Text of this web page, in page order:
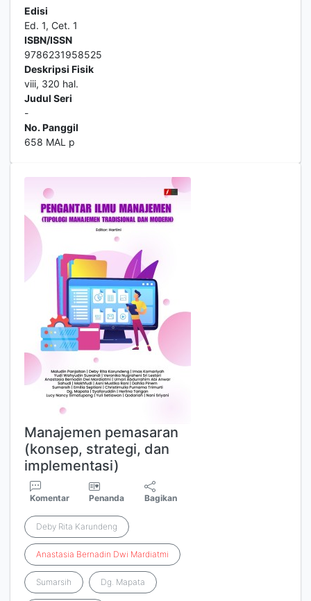
Edisi
Ed. 1, Cet. 1
ISBN/ISSN
9786231958525
Deskripsi Fisik
viii, 320 hal.
Judul Seri
-
No. Panggil
658 MAL p
Manajemen pemasaran
(konsep, strategi, dan
implementasi)
Komentar Penanda Bagikan
Deby Rita Karundeng
Anastasia Bernadin Dwi Mardiatmi
Sumarsih Dg. Mapata